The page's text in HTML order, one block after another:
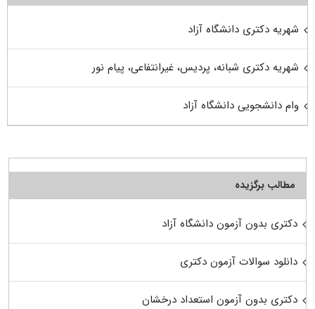
شهریه دکتری دانشگاه آزاد
شهریه دکتری شبانه، پردیس، غیرانتفاعی، پیام نور
وام دانشجویی دانشگاه آزاد
مطالب برگزیده
دکتری بدون آزمون دانشگاه آزاد
دانلود سوالات آزمون دکتری
دکتری بدون آزمون استعداد درخشان